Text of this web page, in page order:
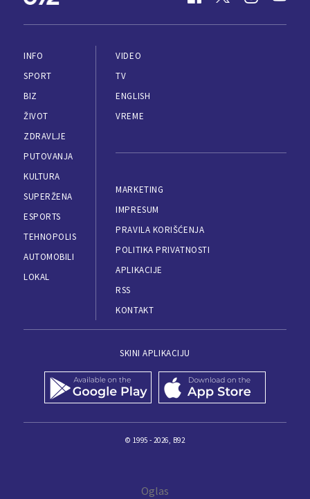
INFO
SPORT
BIZ
ŽIVOT
ZDRAVLJE
PUTOVANJA
KULTURA
SUPERŽENA
ESPORTS
TEHNOPOLIS
AUTOMOBILI
LOKAL
VIDEO
TV
ENGLISH
VREME
MARKETING
IMPRESUM
PRAVILA KORIŠĆENJA
POLITIKA PRIVATNOSTI
APLIKACIJE
RSS
KONTAKT
SKINI APLIKACIJU
© 1995 - 2026, B92